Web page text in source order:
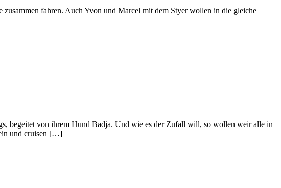
fahren. Auch Yvon und Marcel mit dem Styer wollen in die gleiche
begeitet von ihrem Hund Badja. Und wie es der Zufall will, so wollen weir alle in
und cruisen […]